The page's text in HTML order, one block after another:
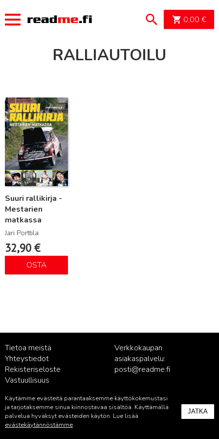
0,00 €
RALLIAUTOILU
Suuri rallikirja -
Mestarien
matkassa
Jari Porttila
32,90 €
OSTA
Lue lisää
Tietoa meistä
Yhteystiedot
Rekisteriseloste
Vastuullisuus
Verkkokaupan
asiakaspalvelu:
posti@readme.fi
Kustantamon asiakaspalvelu:
palvelu@readme.fi
Käytämme evästeitä parantaaksemme käyttökokemustasi
ja tarjotaksemme sinua kiinnostavaa sisältöä. Käyttämällä
palvelua hyväksyt evästeiden käytön. Lue lisää
evästekäytännöstämme.
JATKA